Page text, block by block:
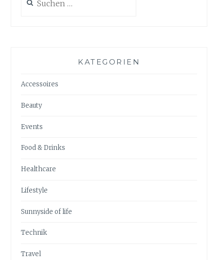
nach:
KATEGORIEN
Accessoires
Beauty
Events
Food & Drinks
Healthcare
Lifestyle
Sunnyside of life
Technik
Travel